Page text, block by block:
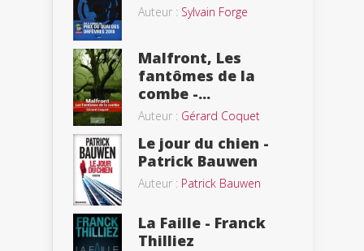
Auteur : Sylvain Forge
Malfront, Les
fantômes de la
combe -...
Auteur : Gérard Coquet
Le jour du chien -
Patrick Bauwen
Auteur : Patrick Bauwen
La Faille - Franck
Thilliez